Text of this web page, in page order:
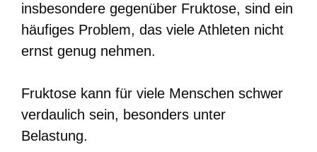
insbesondere gegenüber Fruktose, sind ein
häufiges Problem, das viele Athleten nicht
ernst genug nehmen.
Fruktose kann für viele Menschen schwer
verdaulich sein, besonders unter
Belastung.